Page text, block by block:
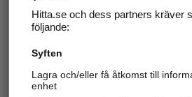
Svara på och hantera dina
Hitta.se och dess partners kräver
följande:
Syften
Lagra och/eller få åtkomst till
enhet